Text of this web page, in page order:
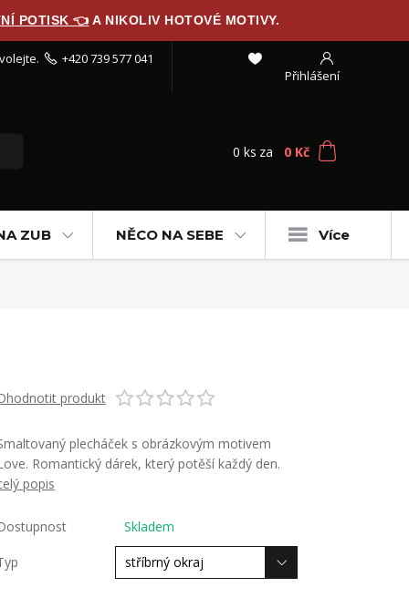
POTISK 👈 A NIKOLIV HOTOVÉ MOTIVY.
Přihlášení
+420 739 577 041
0 ks za 0 Kč
ZUB NĚCO NA SEBE Více
produkt
plecháček s obrázkovým motivem
Romantický dárek, který potěší každý den.
popis
Skladem